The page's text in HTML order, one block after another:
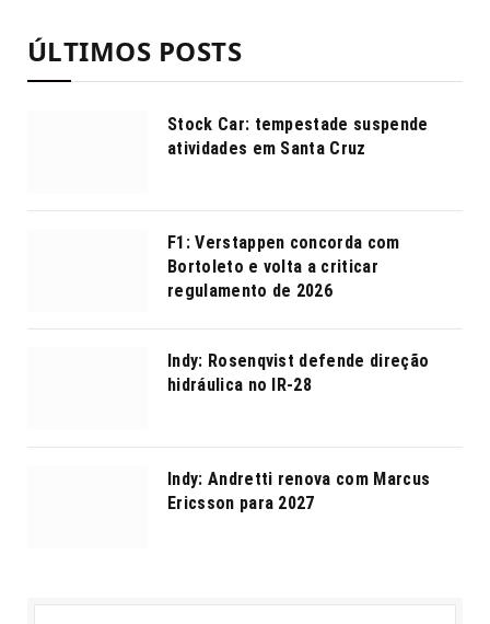
ÚLTIMOS POSTS
Stock Car: tempestade suspende
atividades em Santa Cruz
F1: Verstappen concorda com
Bortoleto e volta a criticar
regulamento de 2026
Indy: Rosenqvist defende direção
hidráulica no IR-28
Indy: Andretti renova com Marcus
Ericsson para 2027